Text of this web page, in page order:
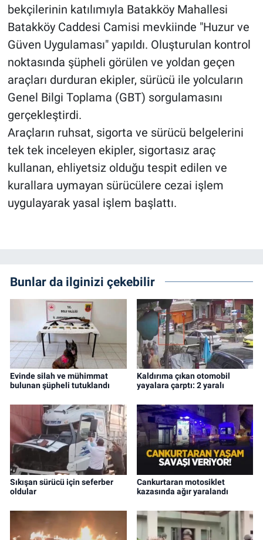
bekçilerinin katılımıyla Batakköy Mahallesi
Batakköy Caddesi Camisi mevkiinde "Huzur ve
Güven Uygulaması" yapıldı. Oluşturulan kontrol
noktasında şüpheli görülen ve yoldan geçen
araçları durduran ekipler, sürücü ile yolcuların
Genel Bilgi Toplama (GBT) sorgulamasını
gerçekleştirdi.
Araçların ruhsat, sigorta ve sürücü belgelerini
tek tek inceleyen ekipler, sigortasız araç
kullanan, ehliyetsiz olduğu tespit edilen ve
kurallara uymayan sürücülere cezai işlem
uygulayarak yasal işlem başlattı.
Bunlar da ilginizi çekebilir
Evinde silah ve mühimmat
bulunan şüpheli tutuklandı
Kaldırıma çıkan otomobil
yayalara çarptı: 2 yaralı
Sıkışan sürücü için seferber
oldular
Cankurtaran motosiklet
kazasında ağır yaralandı